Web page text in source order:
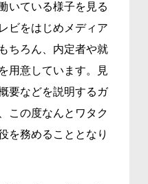
いている様子を見る
ビをはじめメディア
ちろん、内定者や就
用意しています。見
要などを説明するガ
この度なんとワタク
を務めることとなり